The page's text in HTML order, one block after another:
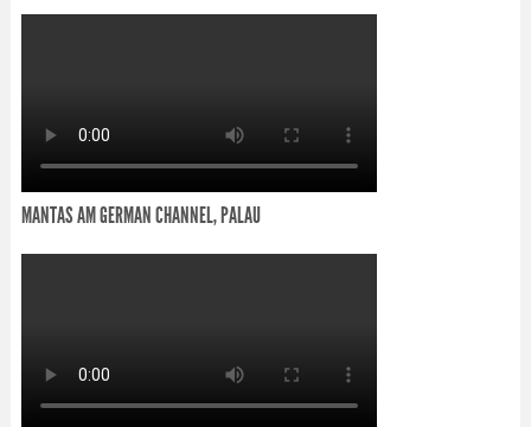
MANTAS AM GERMAN CHANNEL, PALAU